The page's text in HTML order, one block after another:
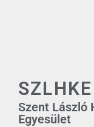
SZLHKE
Szent László
Egyesület